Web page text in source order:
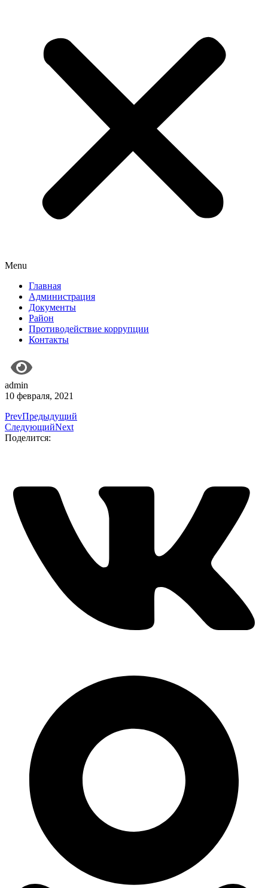
Menu
Главная
Администрация
Документы
Район
Противодействие коррупции
Контакты
admin
10 февраля, 2021
PrevПредыдущий
СледующийNext
Поделится: